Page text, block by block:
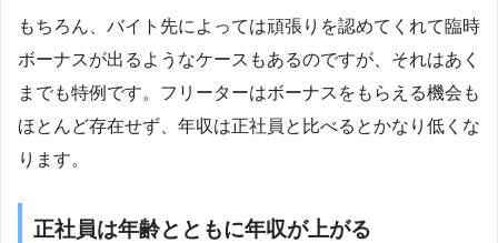
もちろん、バイト先によっては頑張りを認めてくれて臨時
ボーナスが出るようなケースもあるのですが、それはあく
までも特例です。フリーターはボーナスをもらえる機会も
ほとんど存在せず、年収は正社員と比べるとかなり低くな
ります。
正社員は年齢とともに年収が上がる